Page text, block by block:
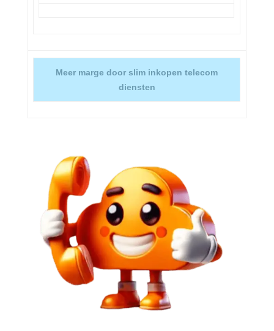
Meer marge door slim inkopen telecom
diensten